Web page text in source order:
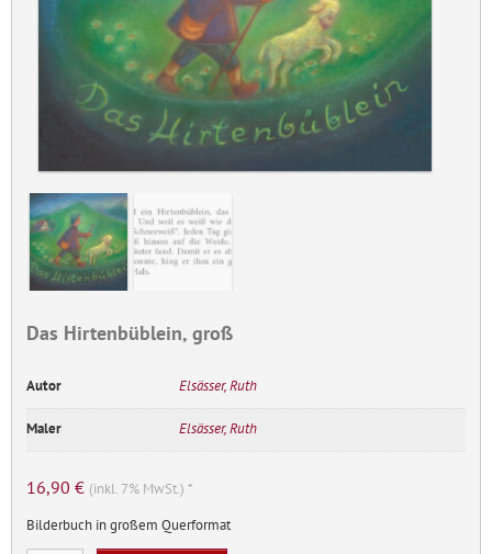
Das Hirtenbüblein, groß
Autor Elsässer, Ruth
Maler Elsässer, Ruth
16,90 € (inkl. 7% MwSt.) *
Bilderbuch in großem Querformat